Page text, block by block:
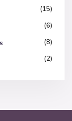
(15)
(6)
(8)
(2)